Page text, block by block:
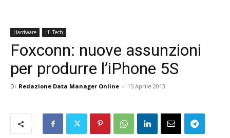
Hardware Hi-Tech
Foxconn: nuove assunzioni
per produrre l’iPhone 5S
Di Redazione Data Manager Online - 15 Aprile 2013